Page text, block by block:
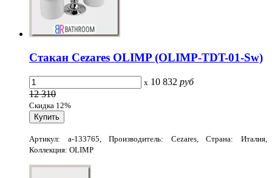
Стакан Cezares OLIMP (OLIMP-TDT-01-Sw)
x 10 832 руб
12 310
Скидка 12%
Артикул: a-133765, Производитель: Cezares, Страна: Италия,
Коллекция: OLIMP